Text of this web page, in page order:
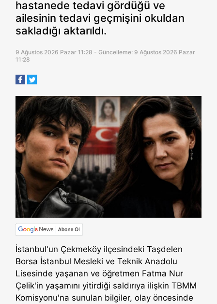
hastanede tedavi gördüğü ve
ailesinin tedavi geçmişini okuldan
sakladığı aktarıldı.
9 Ağustos 2026 Pazar 11:28 - Güncelleme: 9 Ağustos 2026 Pazar
11:28
İstanbul'un Çekmeköy ilçesindeki Taşdelen
Borsa İstanbul Mesleki ve Teknik Anadolu
Lisesinde yaşanan ve öğretmen Fatma Nur
Çelik'in yaşamını yitirdiği saldırıya ilişkin TBMM
Komisyonu'na sunulan bilgiler, olay öncesinde